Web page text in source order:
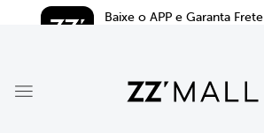
Baixe o APP e Garanta Frete